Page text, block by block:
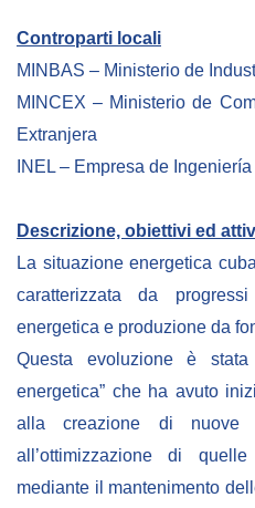
Partnership
COOPERAZIONE
Empowerment socio-
Giustizia e Sicurezza
EUROsociAL
EL PAcCTO
EUROFRONT
COPOLAD III
AL-INVEST Verde
Controparti locali
MINBAS – Ministerio de
MINCEX – Ministerio de
Extranjera
INEL – Empresa de
Descrizione, obiettivi ed
La situazione energetica
caratterizzata da
energetica e produzione da
Questa evoluzione è
energetica” che ha avuto
alla creazione di nuove
all’ottimizzazione di
mediante il mantenimento